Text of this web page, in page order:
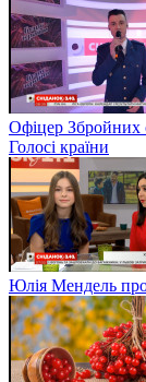
Офіцер Збройних
Голосі країни
Юлія Мендель про